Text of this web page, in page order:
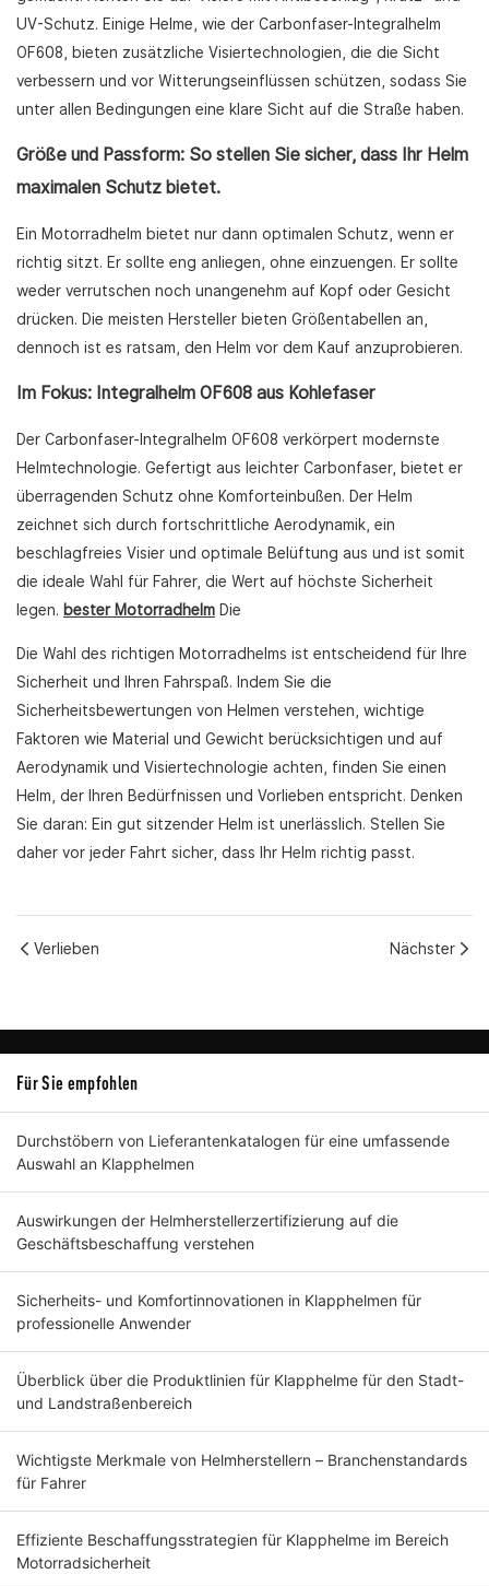
UV-Schutz. Einige Helme, wie der Carbonfaser-Integralhelm
OF608, bieten zusätzliche Visiertechnologien, die die Sicht
verbessern und vor Witterungseinflüssen schützen, sodass Sie
unter allen Bedingungen eine klare Sicht auf die Straße haben.
Größe und Passform: So stellen Sie sicher, dass Ihr Helm
maximalen Schutz bietet.
Ein Motorradhelm bietet nur dann optimalen Schutz, wenn er
richtig sitzt. Er sollte eng anliegen, ohne einzuengen. Er sollte
weder verrutschen noch unangenehm auf Kopf oder Gesicht
drücken. Die meisten Hersteller bieten Größentabellen an,
dennoch ist es ratsam, den Helm vor dem Kauf anzuprobieren.
Im Fokus: Integralhelm OF608 aus Kohlefaser
Der Carbonfaser-Integralhelm OF608 verkörpert modernste
Helmtechnologie. Gefertigt aus leichter Carbonfaser, bietet er
überragenden Schutz ohne Komforteinbußen. Der Helm
zeichnet sich durch fortschrittliche Aerodynamik, ein
beschlagfreies Visier und optimale Belüftung aus und ist somit
die ideale Wahl für Fahrer, die Wert auf höchste Sicherheit
legen. bester Motorradhelm Die
Die Wahl des richtigen Motorradhelms ist entscheidend für Ihre
Sicherheit und Ihren Fahrspaß. Indem Sie die
Sicherheitsbewertungen von Helmen verstehen, wichtige
Faktoren wie Material und Gewicht berücksichtigen und auf
Aerodynamik und Visiertechnologie achten, finden Sie einen
Helm, der Ihren Bedürfnissen und Vorlieben entspricht. Denken
Sie daran: Ein gut sitzender Helm ist unerlässlich. Stellen Sie
daher vor jeder Fahrt sicher, dass Ihr Helm richtig passt.
Verlieben Nächster
Für Sie empfohlen
Durchstöbern von Lieferantenkatalogen für eine umfassende
Auswahl an Klapphelmen
Auswirkungen der Helmherstellerzertifizierung auf die
Geschäftsbeschaffung verstehen
Sicherheits- und Komfortinnovationen in Klapphelmen für
professionelle Anwender
Überblick über die Produktlinien für Klapphelme für den Stadt-
und Landstraßenbereich
Wichtigste Merkmale von Helmherstellern – Branchenstandards
für Fahrer
Effiziente Beschaffungsstrategien für Klapphelme im Bereich
Motorradsicherheit